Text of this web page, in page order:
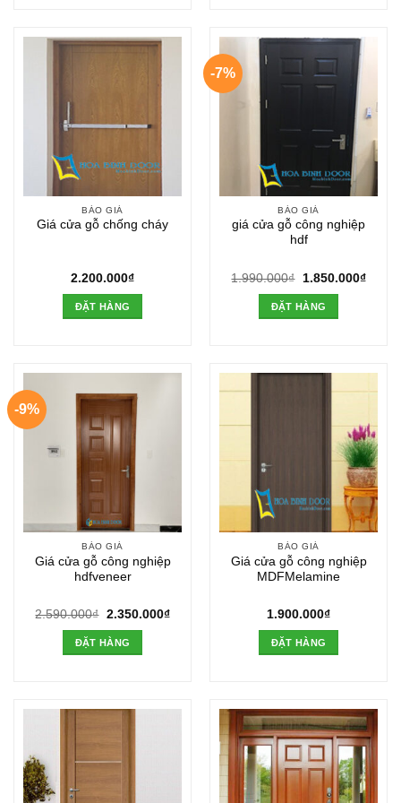
BÁO GIÁ
Giá cửa gỗ chống cháy
2.200.000₫
ĐẶT HÀNG
-7%
BÁO GIÁ
giá cửa gỗ công nghiệp
hdf
1.990.000₫
Giá
là:
1.990.000₫.
1.850.000₫Giá
ĐẶT HÀNG
-9%
BÁO GIÁ
Giá cửa gỗ công nghiệp
hdfveneer
2.590.000₫ Giá
là:
2.590.000₫.
2.350.000₫Giá
ĐẶT HÀNG
BÁO GIÁ
Giá cửa gỗ công nghiệp
MDFMelamine
1.900.000₫
ĐẶT HÀNG